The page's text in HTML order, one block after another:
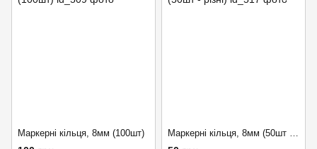
Маркерні кільця, 8мм (100шт) Маркерні кільця, 8мм (50шт - різні)